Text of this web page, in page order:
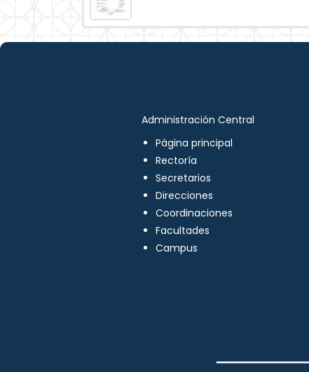
Administración Central
Página principal
Rectoría
Secretarios
Direcciones
Coordinaciones
Facultades
Campus